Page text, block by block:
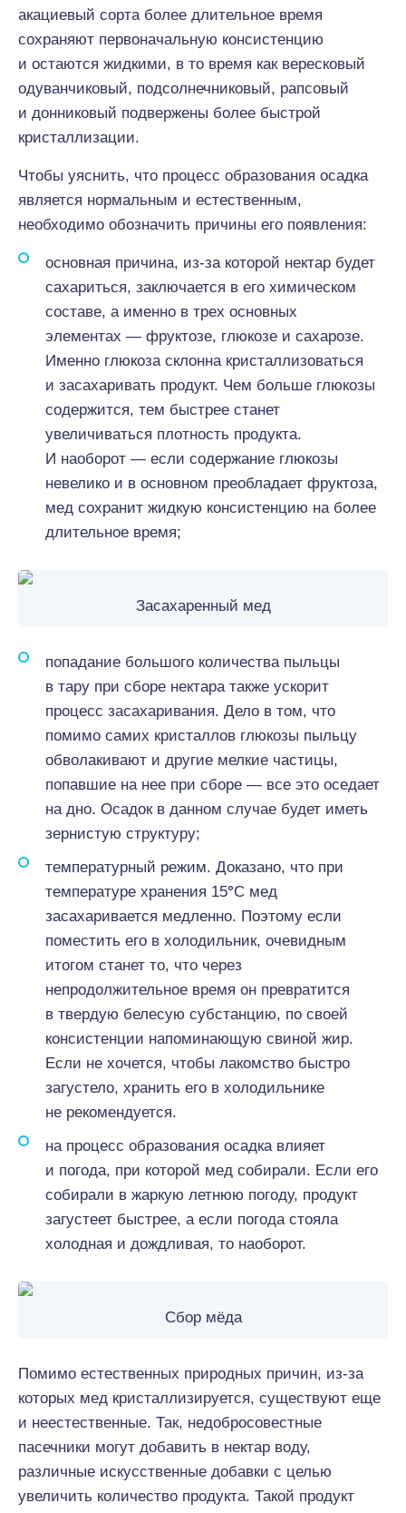
акациевый сорта более длительное время
сохраняют первоначальную консистенцию
и остаются жидкими, в то время как вересковый
одуванчиковый, подсолнечниковый, рапсовый
и донниковый подвержены более быстрой
кристаллизации.
Чтобы уяснить, что процесс образования осадка
является нормальным и естественным,
необходимо обозначить причины его появления:
основная причина, из-за которой нектар будет
сахариться, заключается в его химическом
составе, а именно в трех основных
элементах — фруктозе, глюкозе и сахарозе.
Именно глюкоза склонна кристаллизоваться
и засахаривать продукт. Чем больше глюкозы
содержится, тем быстрее станет
увеличиваться плотность продукта.
И наоборот — если содержание глюкозы
невелико и в основном преобладает фруктоза,
мед сохранит жидкую консистенцию на более
длительное время;
Засахаренный мед
попадание большого количества пыльцы
в тару при сборе нектара также ускорит
процесс засахаривания. Дело в том, что
помимо самих кристаллов глюкозы пыльцу
обволакивают и другие мелкие частицы,
попавшие на нее при сборе — все это оседает
на дно. Осадок в данном случае будет иметь
зернистую структуру;
температурный режим. Доказано, что при
температуре хранения 15°С мед
засахаривается медленно. Поэтому если
поместить его в холодильник, очевидным
итогом станет то, что через
непродолжительное время он превратится
в твердую белесую субстанцию, по своей
консистенции напоминающую свиной жир.
Если не хочется, чтобы лакомство быстро
загустело, хранить его в холодильнике
не рекомендуется.
на процесс образования осадка влияет
и погода, при которой мед собирали. Если его
собирали в жаркую летнюю погоду, продукт
загустеет быстрее, а если погода стояла
холодная и дождливая, то наоборот.
Сбор мёда
Помимо естественных природных причин, из-за
которых мед кристаллизируется, существуют еще
и неестественные. Так, недобросовестные
пасечники могут добавить в нектар воду,
различные искусственные добавки с целью
увеличить количество продукта. Такой продукт